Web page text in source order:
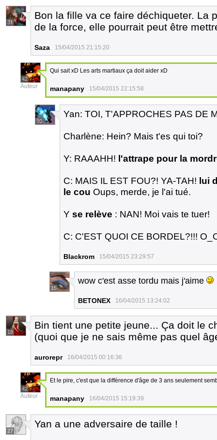
31
Bon la fille va ce faire déchiqueter. La
de la force, elle pourrait peut être
Saza 15/04/2015 21:15:20
42
Auteur
Qui sait xD Les arts martiaux ça doit aider xD
manapany 15/04/2015 22:15:58
30
Yan: TOI, T'APPROCHES PAS DE
Charlène: Hein? Mais t'es qui toi?
Y: RAAAHH! l'attrape pour la
C: MAIS IL EST FOU?! YA-TAH! lui
le cou Oups, merde, je l'ai tué.
Y se relève : NAN! Moi vais te tuer!
C: C'EST QUOI CE BORDEL?!!!
Blackrom 15/04/2015 23:29:57
15
wow c'est asse tordu mais j'aime
BETONEX 16/04/2015 13:24:02
18
Bin tient une petite jeune... Ça doit le
(quoi que je ne sais même pas quel
aurorepr 16/04/2015 00:16:36
42
Auteur
Et le pire, c'est que la différence d'âge de 3 ans seulement
manapany 16/04/2015 15:19:39
27
Yan a une adversaire de taille !